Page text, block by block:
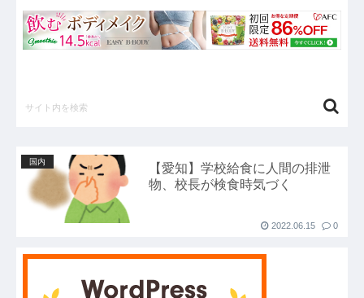
邦キチ、 あの「新劇場版☆ケロロ軍曹」回
【疑問】スポーツ漫画で退部する奴が「俺たちは
【パシフィック・リム】MODEROID「ジプシ
謎の勢力「AI発展したらお前らは皆クビになる
わ」→未だかつてAIのせいで失業したG民が0人
の理由他
【8/7】他
国内
【愛知】学校給食に人間の排泄
物、校長が検食時気づく
2022.06.15 0